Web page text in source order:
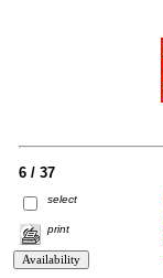
6 / 37
select
print